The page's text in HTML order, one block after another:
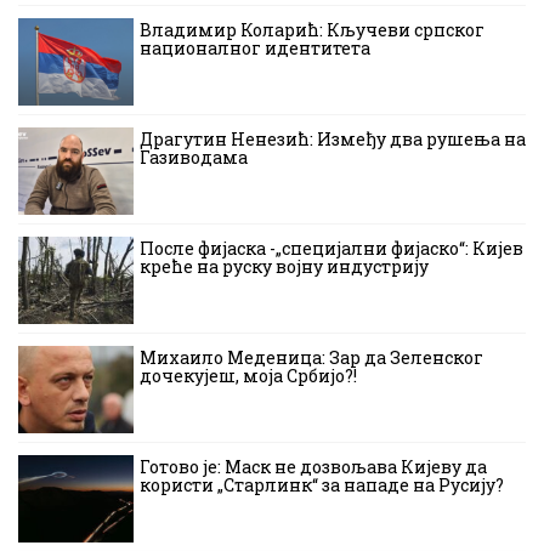
Владимир Коларић: Кључеви српског
националног идентитета
Драгутин Ненезић: Између два рушења на
Газиводама
После фијаска -„специјални фијаско“: Кијев
креће на руску војну индустрију
Михаило Меденица: Зар да Зеленског
дочекујеш, моја Србијо?!
Готово је: Маск не дозвољава Кијеву да
користи „Старлинк“ за нападе на Русију?